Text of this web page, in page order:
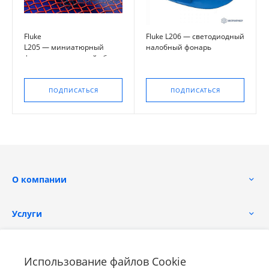
Использование файлов Cookie
Fluke
L205 — миниатюрный
фонарь на головной убор
ПОДПИСАТЬСЯ
Fluke L206 — светодиодный
налобный фонарь
ПОДПИСАТЬСЯ
О компании
Услуги